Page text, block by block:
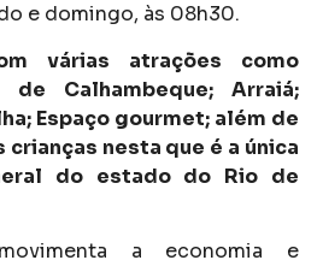
e domingo, às 08h30.
várias atrações como
de Calhambeque; Arraiá;
Espaço gourmet; além de
crianças nesta que é a única
do estado do Rio de
a economia e